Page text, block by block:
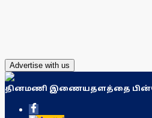
Advertise with us
தினமணி இணையதளத்தை